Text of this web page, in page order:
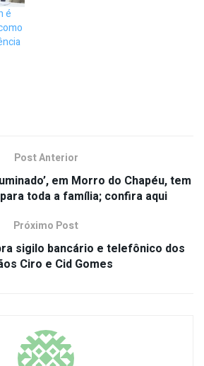
é
Post Anterior
em Morro do Chapéu, tem
toda a família; confira aqui
Próximo Post
sigilo bancário e telefônico dos
Ciro e Cid Gomes